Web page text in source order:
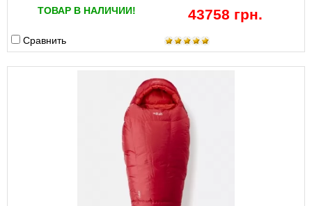
ТОВАР В НАЛИЧИИ!
43758 грн.
Сравнить